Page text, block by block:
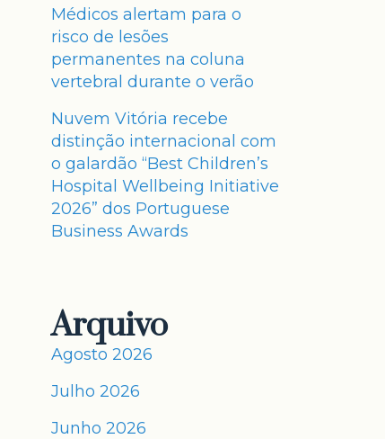
Médicos alertam para o
risco de lesões
permanentes na coluna
vertebral durante o verão
Nuvem Vitória recebe
distinção internacional com
o galardão “Best Children’s
Hospital Wellbeing Initiative
2026” dos Portuguese
Business Awards
Arquivo
Agosto 2026
Julho 2026
Junho 2026